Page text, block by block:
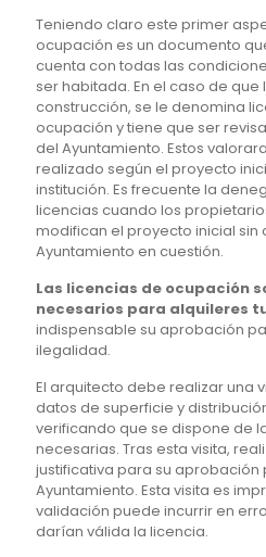
Teniendo claro este primer
ocupación es un documento
cuenta con todas las
ser habitada. En el caso de
construcción, se le denomina
ocupación y tiene que ser
del Ayuntamiento. Estos
realizado según el proyecto
institución. Es frecuente la
licencias cuando los
modifican el proyecto inicial sin
Ayuntamiento en cuestión.
Las licencias de ocupación
necesarios para alquileres
indispensable su aprobación
ilegalidad.
El arquitecto debe realizar una
datos de superficie y
verificando que se dispone de
necesarias. Tras esta visita,
justificativa para su aprobación
Ayuntamiento. Esta visita es
validación puede incurrir en
darían válida la licencia.